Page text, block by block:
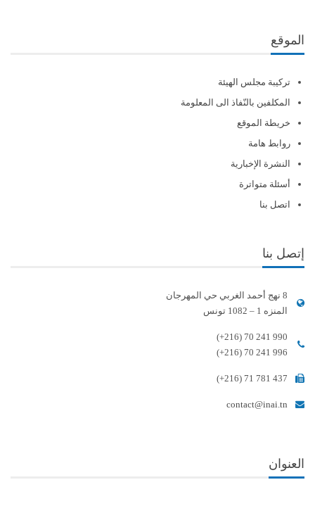
الموقع
تركيبة مجلس الهيئة
المكلفين بالنّفاذ الى المعلومة
خريطة الموقع
روابط هامة
النشرة الإخبارية
أسئلة متواترة
اتصل بنا
إتصل بنا
8 نهج أحمد الغربي حي المهرجان
المنزه 1 – 1082 تونس
(+216) 70 241 990
(+216) 70 241 996
(+216) 71 781 437
contact@inai.tn
العنوان